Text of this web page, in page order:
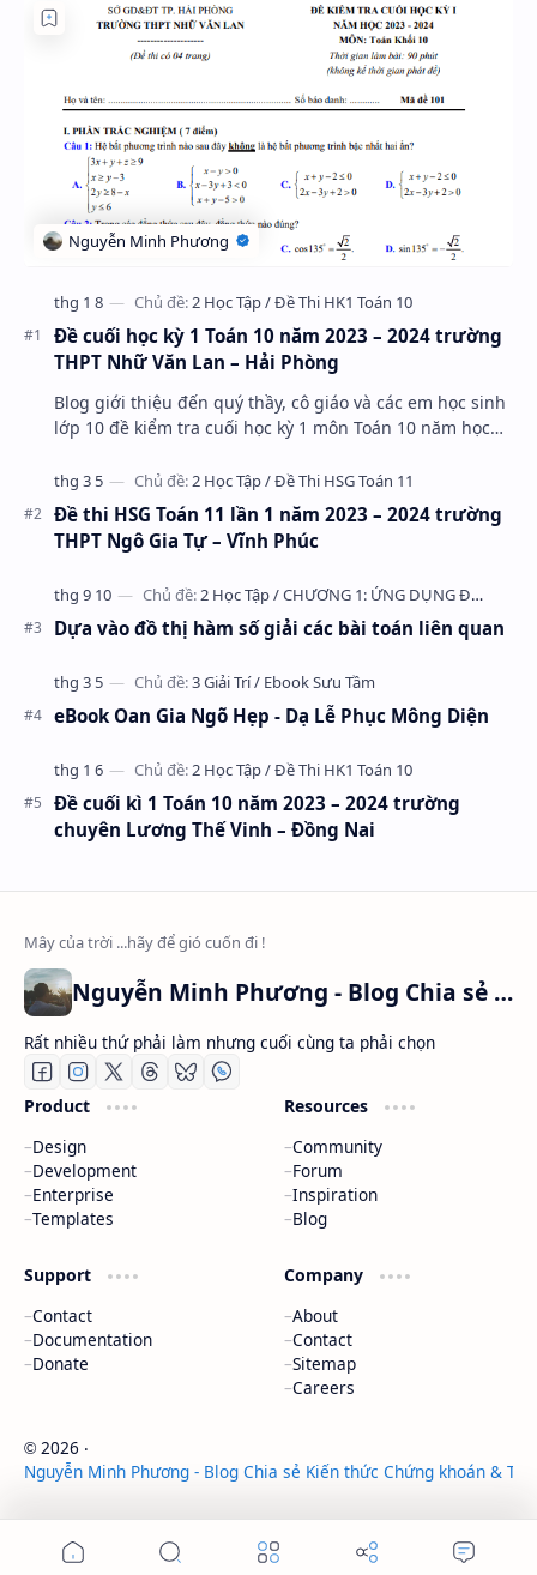
Đề cuối học kỳ 1 Toán 10 năm 2023 – 2024 trường
THPT Nhữ Văn Lan – Hải Phòng
Blog giới thiệu đến quý thầy, cô giáo và các em học sinh
lớp 10 đề kiểm tra cuối học kỳ 1 môn Toán 10 năm học
Đề thi HSG Toán 11 lần 1 năm 2023 – 2024 trường
THPT Ngô Gia Tự – Vĩnh Phúc
Dựa vào đồ thị hàm số giải các bài toán liên quan
eBook Oan Gia Ngõ Hẹp - Dạ Lễ Phục Mông Diện
Đề cuối kì 1 Toán 10 năm 2023 – 2024 trường
chuyên Lương Thế Vinh – Đồng Nai
Nguyễn Minh Phương - Blog Chia sẻ Kiến thức Chứng khoán & Tài liệu Toán học
Rất nhiều thứ phải làm nhưng cuối cùng ta phải chọn
Product
Design
Development
Enterprise
Templates
Resources
Community
Forum
Inspiration
Blog
Support
Contact
Documentation
Donate
Company
About
Contact
Sitemap
Careers
© 2026 ‧
Nguyễn Minh Phương - Blog Chia sẻ Kiến thức Chứng khoán & Tài